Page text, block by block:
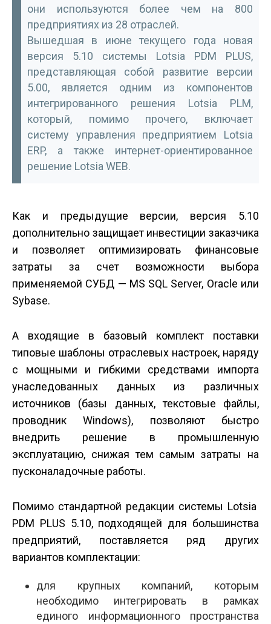
они используются более чем на 800
предприятиях из 28 отраслей.
Вышедшая в июне текущего года новая
версия 5.10 системы Lotsia PDM PLUS,
представляющая собой развитие версии
5.00, является одним из компонентов
интегрированного решения Lotsia PLM,
который, помимо прочего, включает
систему управления предприятием Lotsia
ERP, а также интернет-ориентированное
решение Lotsia WEB.
Как и предыдущие версии, версия 5.10
дополнительно защищает инвестиции заказчика
и позволяет оптимизировать финансовые
затраты за счет возможности выбора
применяемой СУБД — MS SQL Server, Oracle или
Sybase.
А входящие в базовый комплект поставки
типовые шаблоны отраслевых настроек, наряду
с мощными и гибкими средствами импорта
унаследованных данных из различных
источников (базы данных, текстовые файлы,
проводник Windows), позволяют быстро
внедрить решение в промышленную
эксплуатацию, снижая тем самым затраты на
пусконаладочные работы.
Помимо стандартной редакции системы Lotsia
PDM PLUS 5.10, подходящей для большинства
предприятий, поставляется ряд других
вариантов комплектации:
для крупных компаний, которым
необходимо интегрировать в рамках
единого информационного пространства